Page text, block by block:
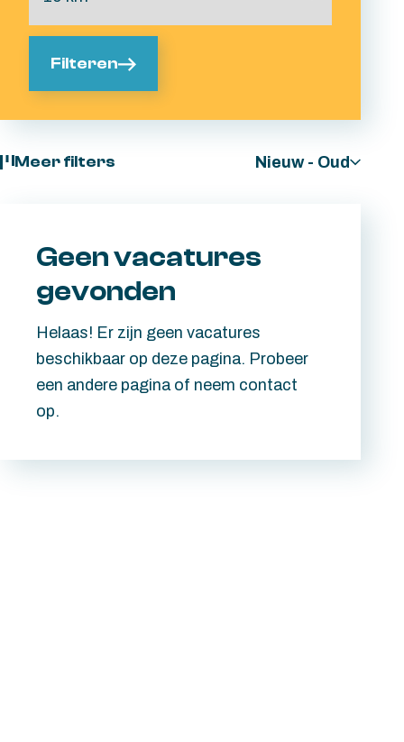
Meer filters Nieuw - Oud
Filteren
Geen vacatures
gevonden
Helaas! Er zijn geen vacatures
beschikbaar op deze pagina. Probeer
een andere pagina of neem contact
op.